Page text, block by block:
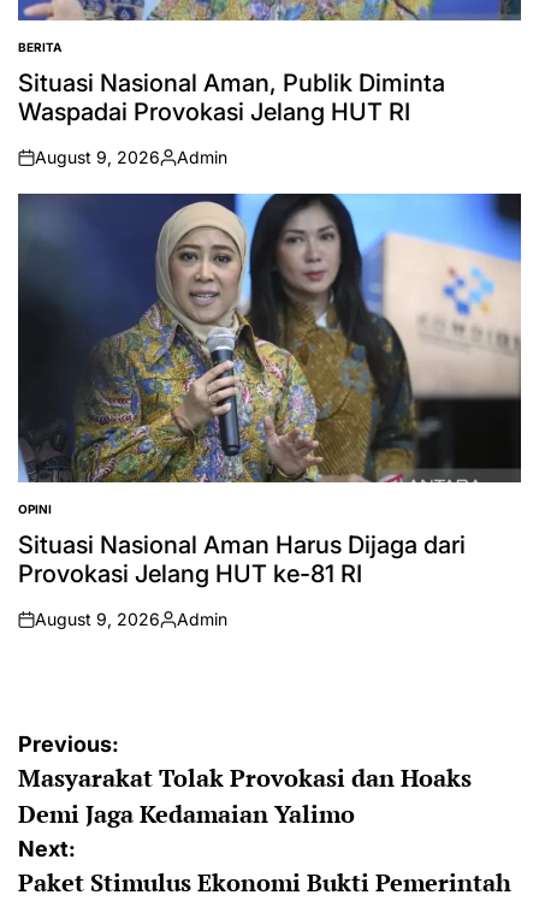
POSTED
IN
BERITA
Situasi Nasional Aman, Publik Diminta
Waspadai Provokasi Jelang HUT RI
on
August 9, 2026
Posted
by
Admin
POSTED
IN
OPINI
Situasi Nasional Aman Harus Dijaga dari
Provokasi Jelang HUT ke-81 RI
on
August 9, 2026
Posted
Admin
Post
navigation
Previous:
Masyarakat Tolak Provokasi dan Hoaks
Demi Jaga Kedamaian Yalimo
Next:
Paket Stimulus Ekonomi Bukti Pemerintah